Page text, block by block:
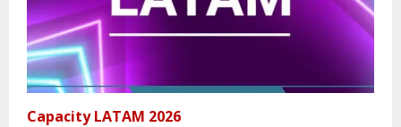
Capacity LATAM 2026